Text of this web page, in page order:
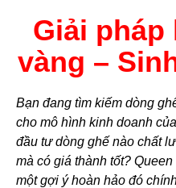
Giải pháp
vàng –
Bạn đang tìm kiếm dòng
cho mô hình kinh doanh
đầu tư dòng ghế nào chất
mà có giá thành tốt?
một gợi ý hoàn hảo đó